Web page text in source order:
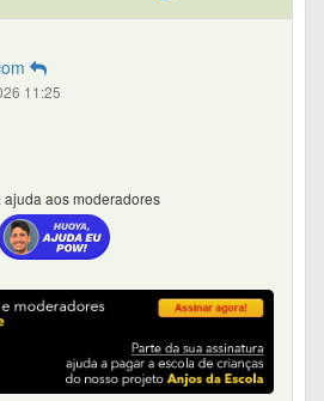
11:25
aos moderadores